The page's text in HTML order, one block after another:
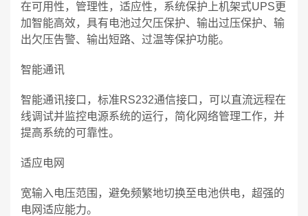
在可用性，管理性，适应性，系统保护上机架式UPS更
加智能高效，具有电池过欠压保护、输出过压保护、输
出欠压告警、输出短路、过温等保护功能。
智能通讯
智能通讯接口，标准RS232通信接口，可以直流远程在
线调试并监控电源系统的运行，简化网络管理工作，并
提高系统的可靠性。
适应电网
宽输入电压范围，避免频繁地切换至电池供电，超强的
电网适应能力。